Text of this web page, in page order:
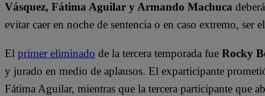
Vásquez, Fátima Aguilar y Armando Machuca
evitar caer en noche de sentencia o en caso extremo, ser
El primer eliminado de la tercera temporada fue Rocky
y jurado en medio de aplausos. El exparticipante
Fátima Aguilar, mientras que la tercera participante que